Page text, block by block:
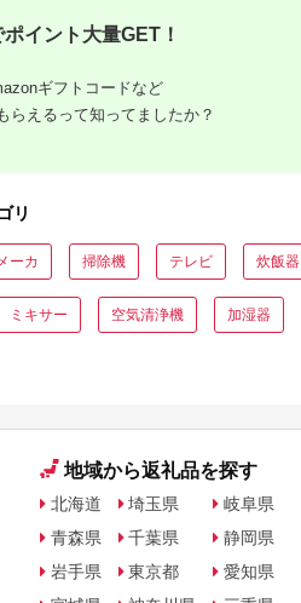
イント大量GET！
ギフトコードなど
らえるって知ってましたか？
リ
ーカ 掃除機 テレビ 炊飯器
ミキサー 空気清浄機 加湿器
地域から返礼品を探す
北海道
青森県
岩手県
埼玉県
千葉県
東京都
岐阜県
静岡県
愛知県